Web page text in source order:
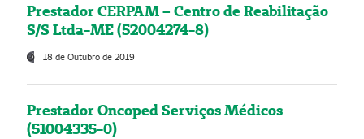
Prestador CERPAM – Centro de Reabilitação
S/S Ltda-ME (52004274-8)
18 de Outubro de 2019
Prestador Oncoped Serviços Médicos
(51004335-0)